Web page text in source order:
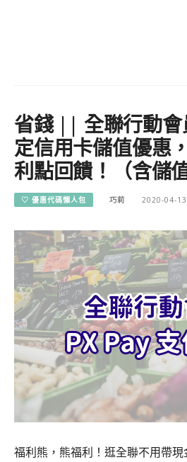
省錢 || 全聯行動會
定信用卡儲值優惠
利點回饋！（含儲
♡ 優惠代碼懶人包 巧莉 2020-04-13
福利熊，熊福利！逛全聯不用帶